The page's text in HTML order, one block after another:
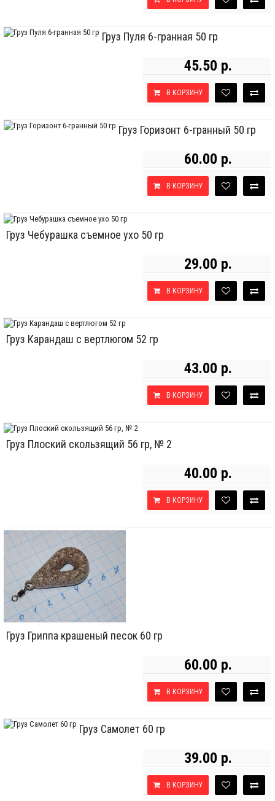
Груз Пуля 6-гранная 50 гр
45.50 р.
В КОРЗИНУ
Груз Горизонт 6-гранный 50 гр
60.00 р.
В КОРЗИНУ
Груз Чебурашка съемное ухо 50 гр
29.00 р.
В КОРЗИНУ
Груз Карандаш с вертлюгом 52 гр
43.00 р.
В КОРЗИНУ
Груз Плоский скользящий 56 гр, № 2
40.00 р.
В КОРЗИНУ
Груз Гриппа крашеный песок 60 гр
60.00 р.
В КОРЗИНУ
Груз Самолет 60 гр
39.00 р.
В КОРЗИНУ